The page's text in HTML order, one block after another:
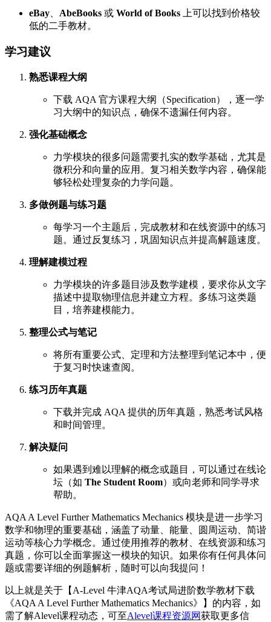
eBay AbeBooks 或 World of Books 上可以找到价格较
低的二手教材。
学习建议
熟悉课程大纲
下载 AQA 官方课程大纲（Specification），逐一学
习大纲中的知识点，确保不遗漏任何内容。
强化基础概念
力学模块的很多问题需要扎实的数学基础，尤其是
微积分和向量的应用。复习相关数学内容，确保能
够轻松处理复杂的力学问题。
多做例题与练习题
每学习一个主题后，完成教材和在线资源中的练习
题。通过反复练习，巩固知识点并提高解题速度。
理解建模过程
力学模块的许多题目涉及数学建模，要求你从文字
描述中提取物理信息并建立方程。多练习这类题
目，培养建模能力。
整理公式与笔记
将所有重要公式、定理和方法整理到笔记本中，便
于复习时快速查阅。
练习历年真题
下载并完成 AQA 提供的历年真题，熟悉考试风格
和时间管理。
解决疑问
如果遇到难以理解的概念或题目，可以通过在线论
坛（如 The Student Room）或向老师和同学寻求
帮助。
AQA A Level Further Mathematics Mechanics 模块是进一步学习
数学和物理的重要基础，涵盖了动量、能量、圆周运动、简谐
运动等核心力学概念。通过使用推荐的教材、在线资源和练习
真题，你可以全面掌握这一模块的知识。如果你有任何具体问
题或需要详细的例题解析，随时可以向我提问！
以上就是关于【A-Level 牛津AQA考试局进阶数学教材下载
《AQA A Level Further Mathematics Mechanics》】的内容，如
需了解Alevel课程动态，可至Alevel课程资源网获取更多信